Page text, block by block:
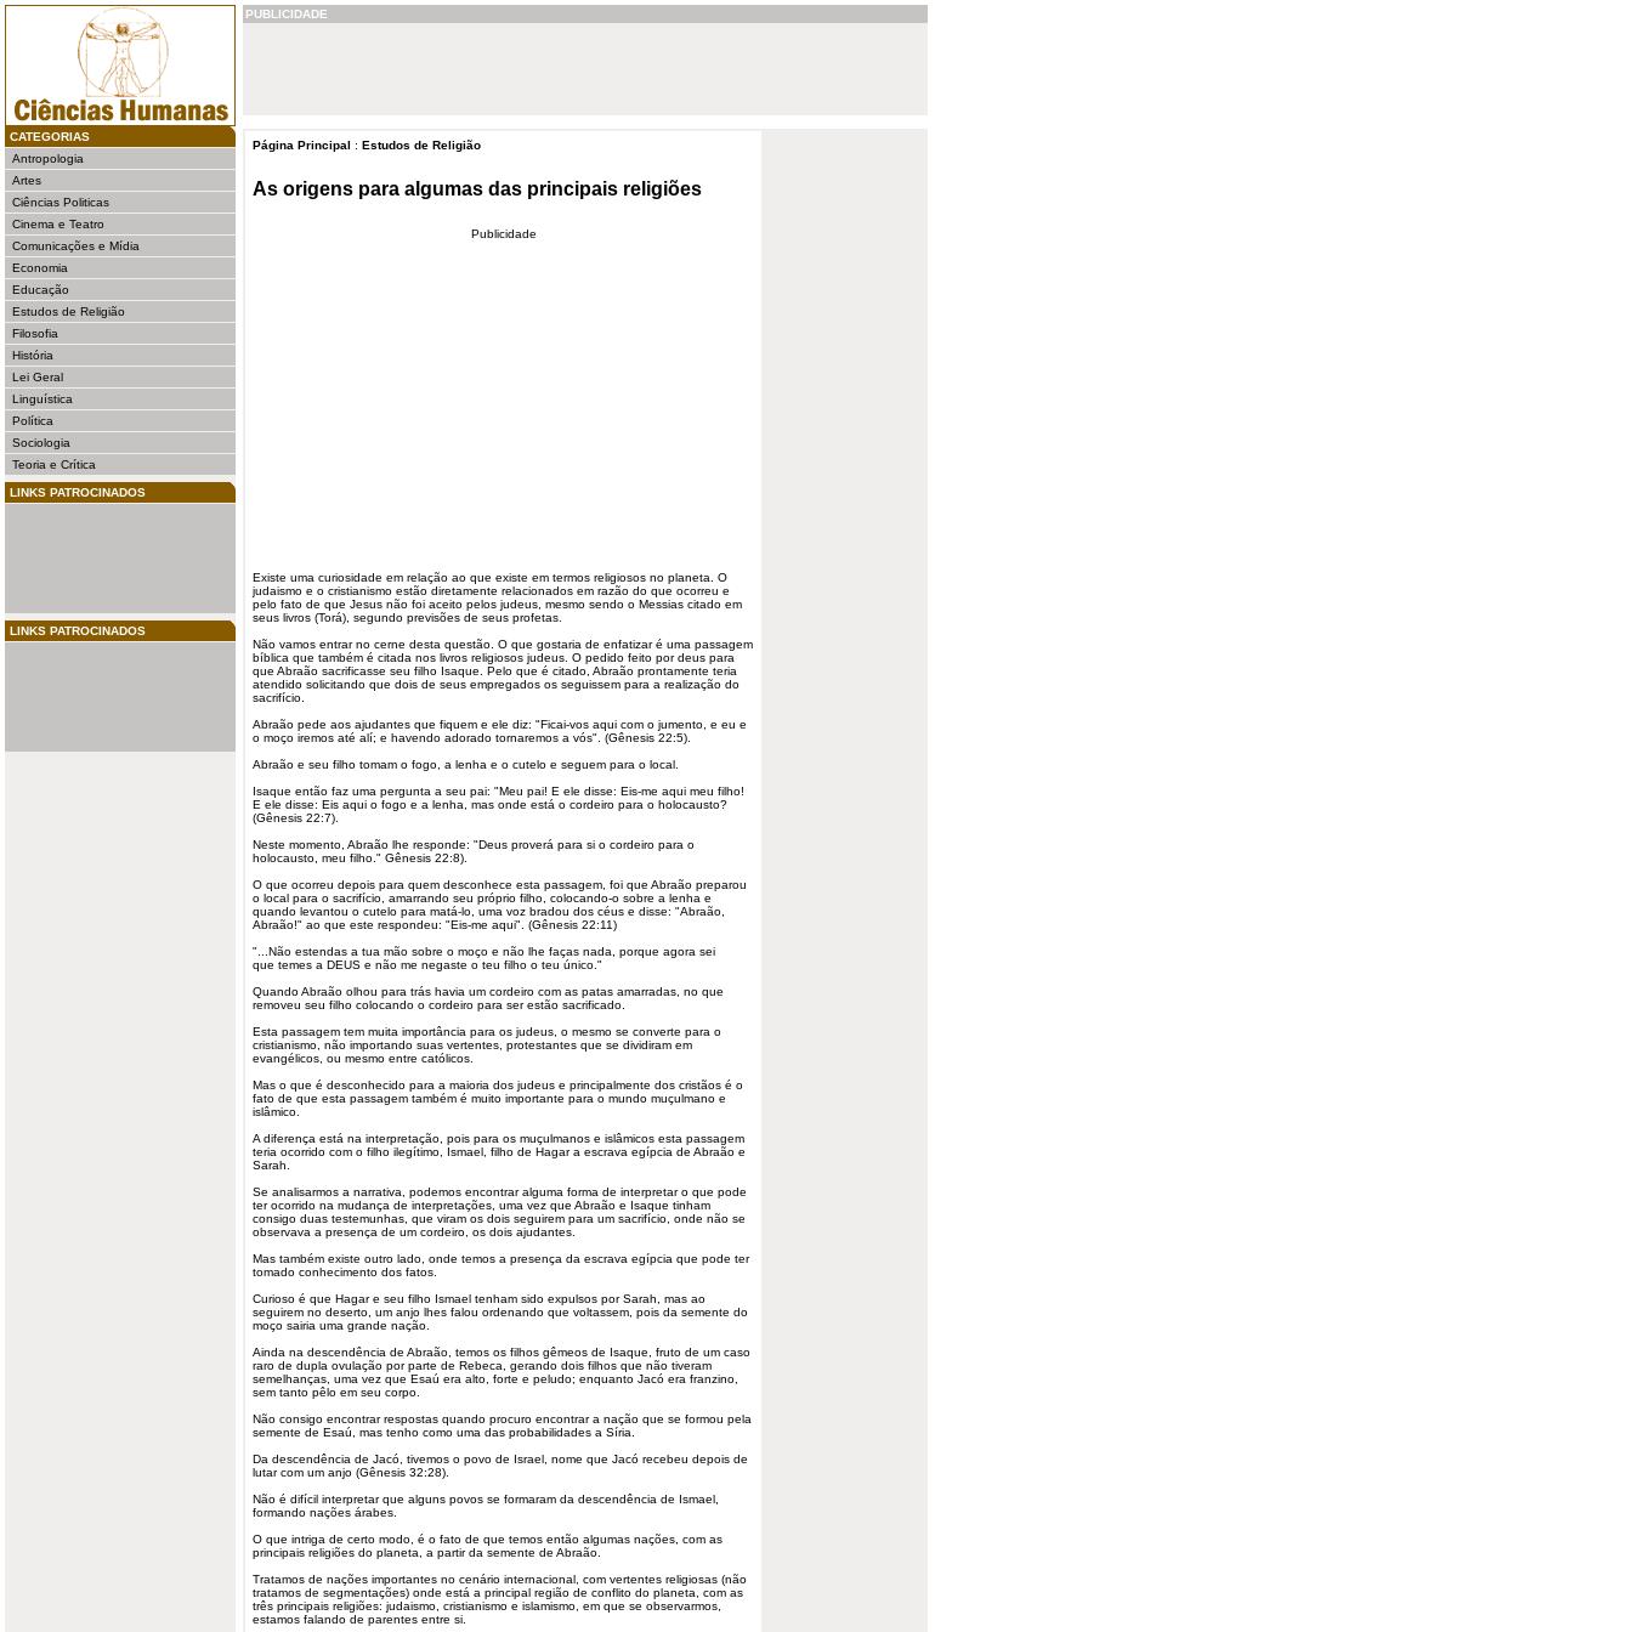
CATEGORIAS
Antropologia
Artes
Ciências Politicas
Cinema e Teatro
Comunicações e Mídia
Economia
Educação
Estudos de Religião
Filosofia
História
Lei Geral
Linguística
Política
Sociologia
Teoria e Crítica
LINKS PATROCINADOS
LINKS PATROCINADOS
PUBLICIDADE
Página Principal : Estudos de Religião
As origens para algumas das principais religiões
Publicidade
Existe uma curiosidade em relação ao que existe em termos religiosos no planeta. O
judaismo e o cristianismo estão diretamente relacionados em razão do que ocorreu e
pelo fato de que Jesus não foi aceito pelos judeus, mesmo sendo o Messias citado em
seus livros (Torá), segundo previsões de seus profetas.
Não vamos entrar no cerne desta questão. O que gostaria de enfatizar é uma passagem
bíblica que também é citada nos livros religiosos judeus. O pedido feito pordeus para
que Abraão sacrificasse seu filho Isaque. Pelo que é citado, Abraão prontamente teria
atendido solicitando que dois de seus empregados os seguissem para a realização do
sacrifício.
Abraão pede aos ajudantes que fiquem e ele diz: "Ficai-vos aqui com o jumento, e eu e
o moço iremos até alí; e havendo adorado tornaremos a vós". (Gênesis 22:5).
Abraão e seu filho tomam o fogo, a lenha e o cutelo e seguem para o local.
Isaque então faz uma pergunta a seu pai: "Meu pai! E ele disse: Eis-me aqui meu filho!
E ele disse: Eis aqui o fogo e a lenha, mas onde está o cordeiro para o holocausto?
(Gênesis 22:7).
Neste momento, Abraão lhe responde: "Deus proverá para si o cordeiro para o
holocausto, meu filho." Gênesis 22:8).
O que ocorreu depois para quem desconhece esta passagem, foi que Abraão preparou
o local para o sacrifício, amarrando seu próprio filho, colocando-o sobre a lenha e
quando levantou o cutelo para matá-lo, uma voz bradou dos céus e disse: "Abraão,
Abraão!" ao que este respondeu: "Eis-me aqui". (Gênesis 22:11)
"...Não estendas a tua mão sobre o moço e não lhe faças nada, porque agora sei
que temes a DEUS e não me negaste o teu filho o teu único."
Quando Abraão olhou para trás havia um cordeiro com as patas amarradas, no que
removeu seu filho colocando o cordeiro para ser estão sacrificado.
Esta passagem tem muita importância para os judeus, o mesmo se converte para o
cristianismo, não importando suas vertentes, protestantes que se dividiram em
evangélicos, ou mesmo entre católicos.
Mas o que é desconhecido para a maioria dos judeus e principalmente dos cristãos é o
fato de que esta passagem também é muito importante para o mundo muçulmano e
islâmico.
A diferença está na interpretação, pois para os muçulmanos e islâmicos esta passagem
teria ocorrido com o filho ilegítimo, Ismael, filho de Hagar a escrava egípcia de Abraão e
Sarah.
Se analisarmos a narrativa, podemos encontrar alguma forma de interpretar o que pode
ter ocorrido na mudança de interpretações, uma vez que Abraão e Isaque tinham
consigo duas testemunhas, que viram os dois seguirem para um sacrifício, onde não se
observava a presença de um cordeiro, os dois ajudantes.
Mas também existe outro lado, onde temos a presença da escrava egípcia que pode ter
tomado conhecimento dos fatos.
Curioso é que Hagar e seu filho Ismael tenham sido expulsos por Sarah, mas ao
seguirem no deserto, um anjo lhes falou ordenando que voltassem, pois da semente do
moço sairia uma grande nação.
Ainda na descendência de Abraão, temos os filhos gêmeos de Isaque, fruto de um caso
raro de dupla ovulação por parte de Rebeca, gerando dois filhos que não tiveram
semelhanças, uma vez que Esaú era alto, forte e peludo; enquanto Jacó era franzino,
sem tanto pêlo em seu corpo.
Não consigo encontrar respostas quando procuro encontrar a nação que se formou pela
semente de Esaú, mas tenho como uma das probabilidades a Síria.
Da descendência de Jacó, tivemos o povo de Israel, nome que Jacó recebeu depois de
lutar com um anjo (Gênesis 32:28).
Não é difícil interpretar que alguns povos se formaram da descendência de Ismael,
formando nações árabes.
O que intriga de certo modo, é o fato de que temos então algumas nações, com as
principais religiões do planeta, a partir da semente de Abraão.
Tratamos de nações importantes no cenário internacional, com vertentes religiosas (não
tratamos de segmentações) onde está a principal região de conflito do planeta, com as
três principais religiões: judaismo, cristianismo e islamismo , em que se observarmos,
estamos falando de parentes entre si.